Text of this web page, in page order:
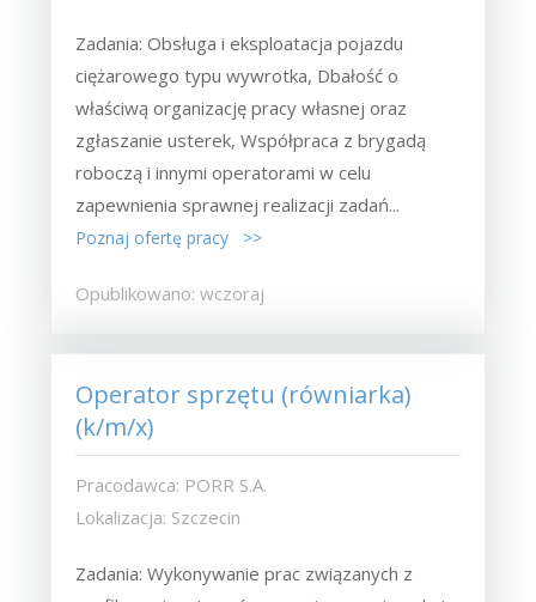
Zadania: Obsługa i eksploatacja pojazdu
ciężarowego typu wywrotka, Dbałość o
właściwą organizację pracy własnej oraz
zgłaszanie usterek, Współpraca z brygadą
roboczą i innymi operatorami w celu
zapewnienia sprawnej realizacji zadań...
Poznaj ofertę pracy >>
Opublikowano: wczoraj
Operator sprzętu (równiarka)
(k/m/x)
Pracodawca: PORR S.A.
Lokalizacja: Szczecin
Zadania: Wykonywanie prac związanych z